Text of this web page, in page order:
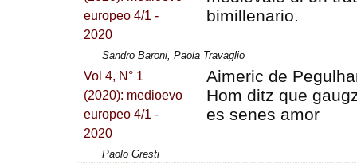
europeo 4/1 -
2020
bimillenario.
Sandro Baroni, Paola Travaglio
Vol 4, N° 1
(2020): medioevo
europeo 4/1 -
2020
Aimeric de
Hom ditz que
es senes amor
Paolo Gresti